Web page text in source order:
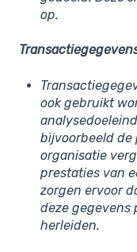
op.
ook gebruikt
bijvoorbeeld de
organisatie
prestaties van
zorgen ervoor
deze gegevens
herleiden.